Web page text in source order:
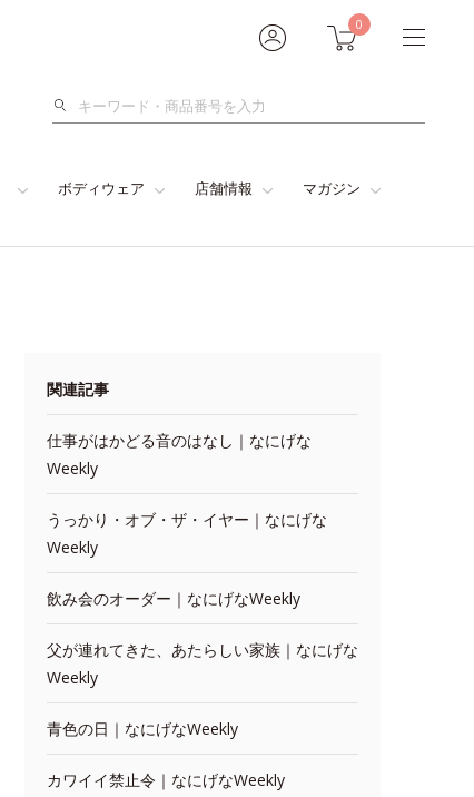
0
検
ボディウェア 店舗情報 マガジン
関連記事
仕事がはかどる音のはなし｜なにげな
Weekly
うっかり・オブ・ザ・イヤー｜なにげな
Weekly
飲み会のオーダー｜なにげなWeekly
父が連れてきた、あたらしい家族｜なにげな
Weekly
青色の日｜なにげなWeekly
カワイイ禁止令｜なにげなWeekly